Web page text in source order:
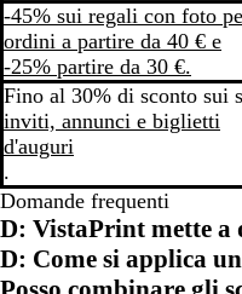
-45% sui regali con foto
ordini a partire da 40 € e
-25% partire da 30 €.
Fino al 30% di sconto sui
inviti, annunci e biglietti
d'auguri
.
Domande frequenti
D: VistaPrint mette a
D: Come si applica